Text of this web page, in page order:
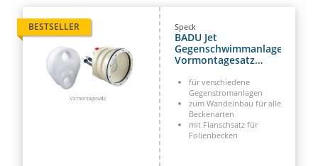
BESTSELLER Speck
BADU Jet
Gegenschwimmanlage
Vormontagesatz
für verschiedene
Gegenstromanlagen
zum Wandeinbau für alle
Beckenarten
mit Flanschsatz für
Folienbecken